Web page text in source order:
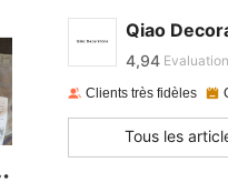
Qiao
4,94
4,94 Evaluation
Clients très fidèles
Tous les